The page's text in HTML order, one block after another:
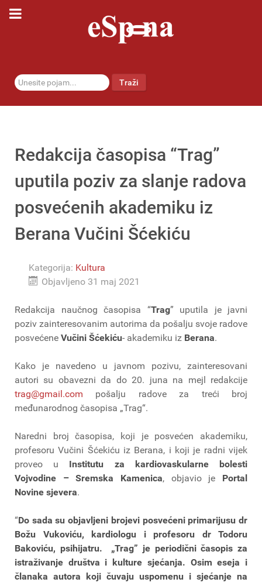
traži... Traži
Redakcija časopisa “Trag”
uputila poziv za slanje radova
posvećenih akademiku iz
Berana Vučini Šćekiću
Kategorija: Kultura
Objavljeno 31 maj 2021
Redakcija naučnog časopisa “Trag” uputila je javni
poziv zainteresovanim autorima da pošalju svoje radove
posvećene Vučini Šćekiću- akademiku iz Berana.
Kako je navedeno u javnom pozivu, zainteresovani
autori su obavezni da do 20. juna na mejl redakcije
trag@gmail.com pošalju radove za treći broj
međunarodnog časopisa „Trag“.
Naredni broj časopisa, koji je posvećen akademiku,
profesoru Vučini Šćekiću iz Berana, i koji je radni vijek
proveo u Institutu za kardiovaskularne bolesti
Vojvodine – Sremska Kamenica, objavio je Portal
Novine sjevera.
“Do sada su objavljeni brojevi posvećeni primarijusu dr
Božu Vukoviću, kardiologu i profesoru dr Todoru
Bakoviću, psihijatru. „Trag” je periodični časopis za
istraživanje društva i kulture sjećanja. Osim eseja i
članaka autora koji čuvaju uspomenu i sjećanje na